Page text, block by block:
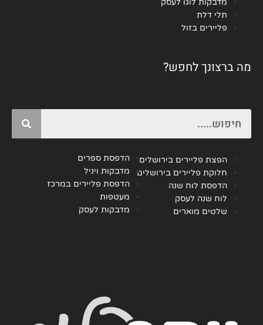
מדבקות לוגו לעסק
תלי דלת
פליירים בזול
מה ברצונך לחפש?
הפצת פליירים בירושלים
חלוקת פליירים בירושלים
הדפסת לוח שנה
לוח שנה לעסק
שלטים מוארים
הדפסת ספרים
מדבקות ויניל
הדפסת פליירים במרכז
מעטפות
מדבקות לעסק